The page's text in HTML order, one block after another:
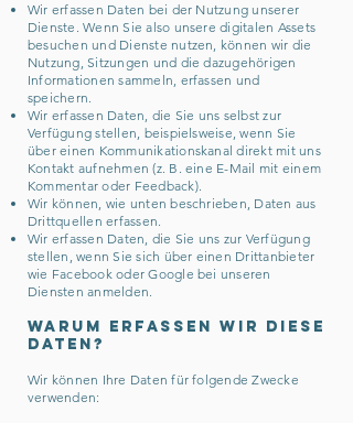
Wir erfassen Daten bei der Nutzung unserer
Dienste. Wenn Sie also unsere digitalen Assets
besuchen und Dienste nutzen, können wir die
Nutzung, Sitzungen und die dazugehörigen
Informationen sammeln, erfassen und
speichern.
Wir erfassen Daten, die Sie uns selbst zur
Verfügung stellen, beispielsweise, wenn Sie
über einen Kommunikationskanal direkt mit uns
Kontakt aufnehmen (z. B. eine E-Mail mit einem
Kommentar oder Feedback).
Wir können, wie unten beschrieben, Daten aus
Drittquellen erfassen.
Wir erfassen Daten, die Sie uns zur Verfügung
stellen, wenn Sie sich über einen Drittanbieter
wie Facebook oder Google bei unseren
Diensten anmelden.
Warum erfassen wir diese
Daten?
Wir können Ihre Daten für folgende Zwecke
verwenden: